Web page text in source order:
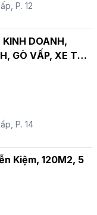
P. 12
DOANH,
GÒ VẤP, XE TẢI
P. 14
Kiệm, 120M2, 5